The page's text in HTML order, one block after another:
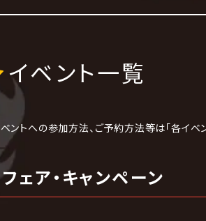
イベント一覧
ントへの参加方法、ご予約方法等は「各イベ
フェア・キャンペーン